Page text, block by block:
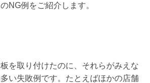
NG例をご紹介します。
を取り付けたのに、それらがみえな
い失敗例です。たとえばほかの店舗